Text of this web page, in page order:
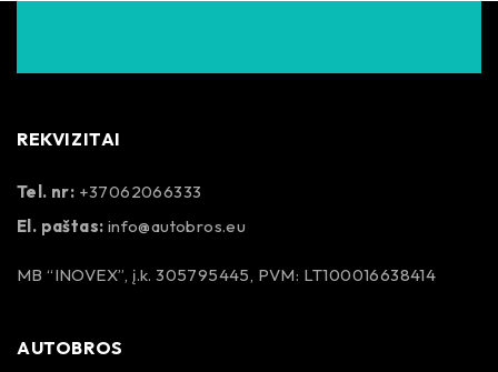
REKVIZITAI
Tel. nr: +37062066333
El. paštas: info@autobros.eu
MB “INOVEX”, į.k. 305795445, PVM: LT100016638414
AUTOBROS